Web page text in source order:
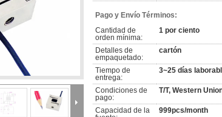
Pago y Envío Términos:
Cantidad de
orden mínima:
1 por ciento
Detalles de
empaquetado:
cartón
Tiempo de
entrega:
3~25 días
Condiciones de
pago:
T/T, Western
Capacidad de la
999pcs/month